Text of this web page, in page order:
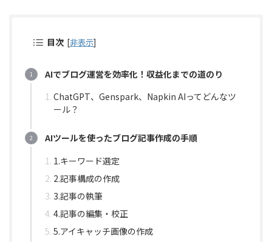
目次 [非表示]
AIでブログ運営を効率化！収益化までの道のり
ChatGPT、Genspark、Napkin AIってどんなツ
ール？
AIツールを使ったブログ記事作成の手順
1.キーワード選定
2.記事構成の作成
3.記事の執筆
4.記事の編集・校正
5.アイキャッチ画像の作成